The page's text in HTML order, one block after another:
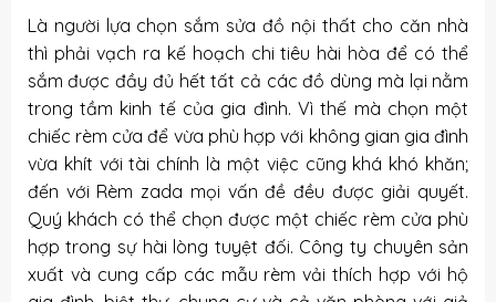
Là người lựa chọn sắm sửa đồ nội thất cho căn nhà
thì phải vạch ra kế hoạch chi tiêu hài hòa để có thể
sắm được đầy đủ hết tất cả các đồ dùng mà lại nằm
trong tầm kinh tế của gia đình. Vì thế mà chọn một
chiếc rèm cửa để vừa phù hợp với không gian gia đình
vừa khít với tài chính là một việc cũng khá khó khăn;
đến với Rèm zada mọi vấn đề đều được giải quyết.
Quý khách có thể chọn được một chiếc rèm cửa phù
hợp trong sự hài lòng tuyệt đối. Công ty chuyên sản
xuất và cung cấp các mẫu rèm vải thích hợp với hộ